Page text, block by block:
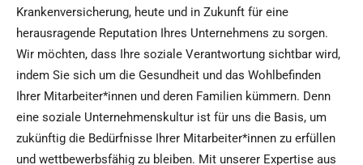
Krankenversicherung, heute und in Zukunft für eine
herausragende Reputation Ihres Unternehmens zu sorgen.
Wir möchten, dass Ihre soziale Verantwortung sichtbar wird,
indem Sie sich um die Gesundheit und das Wohlbefinden
Ihrer Mitarbeiter*innen und deren Familien kümmern. Denn
eine soziale Unternehmenskultur ist für uns die Basis, um
zukünftig die Bedürfnisse Ihrer Mitarbeiter*innen zu erfüllen
und wettbewerbsfähig zu bleiben. Mit unserer Expertise aus